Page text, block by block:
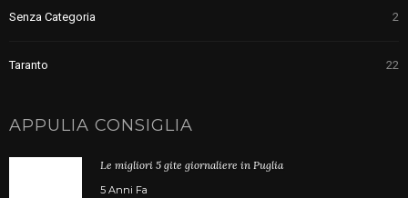
Senza Categoria 2
Taranto 22
APPULIA CONSIGLIA
Le migliori 5 gite giornaliere in Puglia
5 Anni Fa